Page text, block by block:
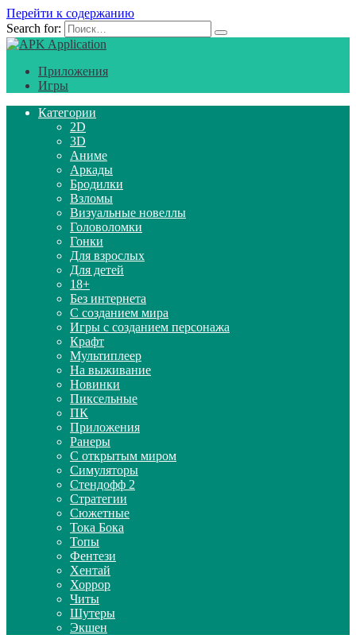
Перейти к содержанию
Search for:
Приложения
Игры
Категории
2D
3D
Аниме
Аркады
Бродилки
Взломы
Визуальные новеллы
Головоломки
Гонки
Для взрослых
Для детей
18+
Без интернета
С созданием мира
Игры с созданием персонажа
Крафт
Мультиплеер
На выживание
Новинки
Пиксельные
ПК
Приложения
Ранеры
С открытым миром
Симуляторы
Стендофф 2
Стратегии
Сюжетные
Тока Бока
Топы
Фентези
Хентай
Хоррор
Читы
Шутеры
Экшен